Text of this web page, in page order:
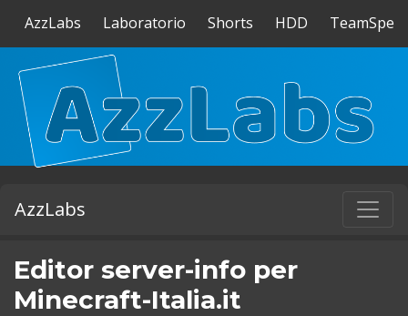
AzzLabs Laboratorio Shorts HDD
AzzLabs
Editor server-info per
Minecraft-Italia.it